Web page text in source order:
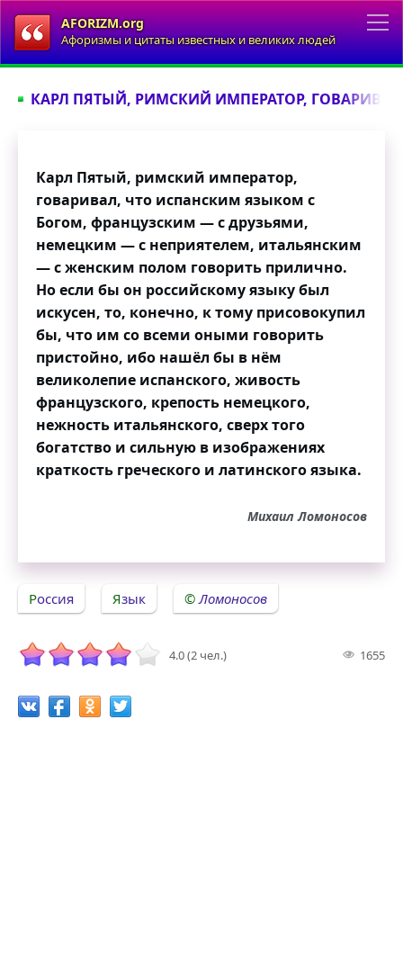
AFORIZM.org
Афоризмы и цитаты известных и великих людей
КАРЛ ПЯТЫЙ, РИМСКИЙ ИМПЕРАТОР,
Карл Пятый, римский император,
говаривал, что испанским языком с
Богом, французским — с друзьями,
немецким — с неприятелем, итальянским
— с женским полом говорить прилично.
Но если бы он российскому языку был
искусен, то, конечно, к тому присовокупил
бы, что им со всеми оными говорить
пристойно, ибо нашёл бы в нём
великолепие испанского, живость
французского, крепость немецкого,
нежность итальянского, сверх того
богатство и сильную в изображениях
краткость греческого и латинского языка.
Михаил Ломоносов
Россия Язык Ломоносов
4.0 (2 чел.) 1655